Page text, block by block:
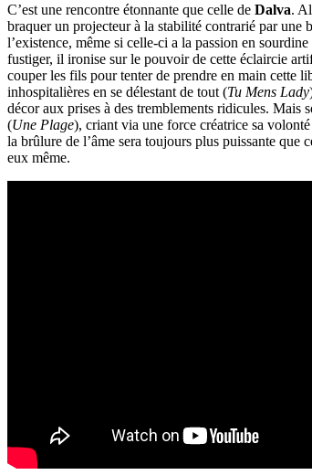
C’est une rencontre étonnante que celle de Dalva.
braquer un projecteur à la stabilité contrarié par une
l’existence, même si celle-ci a la passion en sourdine
fustiger, il ironise sur le pouvoir de cette éclaircie
couper les fils pour tenter de prendre en main cette
inhospitalières en se délestant de tout (Tu Mens Lady
décor aux prises à des tremblements ridicules. Mais
(Une Plage), criant via une force créatrice sa volonté
la brûlure de l’âme sera toujours plus puissante
eux même.